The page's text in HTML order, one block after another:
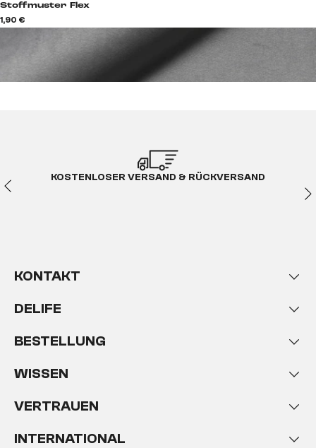
Stoffmuster Flex
1,90 €
KOSTENLOSER VERSAND & RÜCKVERSAND
KONTAKT
DELIFE
BESTELLUNG
WISSEN
VERTRAUEN
INTERNATIONAL